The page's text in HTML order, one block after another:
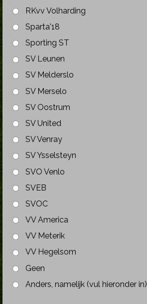
RKvv Volharding
Sparta'18
Sporting ST
SV Leunen
SV Melderslo
SV Merselo
SV Oostrum
SV United
SV Venray
SV Ysselsteyn
SVO Venlo
SVEB
SVOC
VV America
VV Meterik
VV Hegelsom
Geen
Anders, namelijk (vul hieronder in)